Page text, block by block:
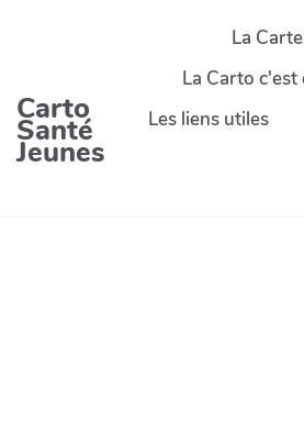
Carto
Santé
Jeunes
La Carte
La Carto c'est
Les liens utiles